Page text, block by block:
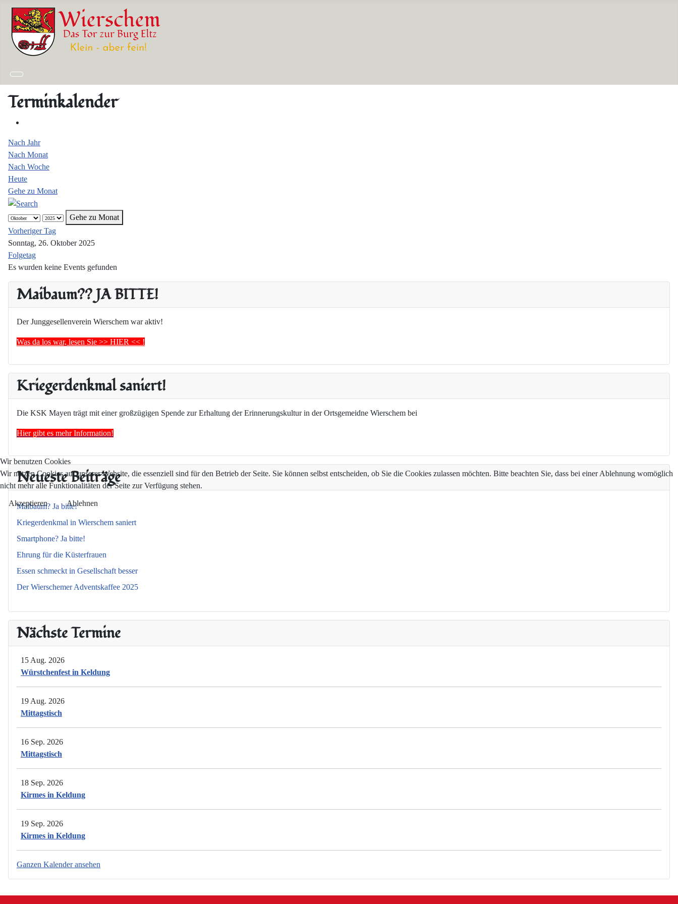
Maibaum?? JA BITTE!
Der Junggesellenverein Wierschem war aktiv!
Was da los war, lesen Sie >> HIER << !
Kriegerdenkmal saniert!
Die KSK Mayen trägt mit einer großzügigen Spende zur Erhaltung der Erinnerungskultur in der Ortsgemeidne Wierschem bei
Hier gibt es mehr Information!
Neueste Beiträge
Maibaum? Ja bitte!
Kriegerdenkmal in Wierschem saniert
Smartphone? Ja bitte!
Ehrung für die Küsterfrauen
Essen schmeckt in Gesellschaft besser
Der Wierschemer Adventskaffee 2025
Nächste Termine
15 Aug. 2026
Würstchenfest in Keldung
19 Aug. 2026
Mittagstisch
16 Sep. 2026
Mittagstisch
18 Sep. 2026
Kirmes in Keldung
19 Sep. 2026
Kirmes in Keldung
Ganzen Kalender ansehen
Terminkalender
Nach Jahr
Nach Monat
Nach Woche
Heute
Gehe zu Monat
Gehe zu Monat
Vorheriger Tag
Sonntag, 26. Oktober 2025
Folgetag
Es wurden keine Events gefunden
Wir benutzen Cookies
Wir nutzen Cookies auf unserer Website, die essenziell sind für den Betrieb der Seite. Sie können selbst entscheiden, ob Sie die Cookies zulassen möchten. Bitte beachten Sie, dass bei einer Ablehnung womöglich
nicht mehr alle Funktionalitäten der Seite zur Verfügung stehen.
Akzeptieren Ablehnen